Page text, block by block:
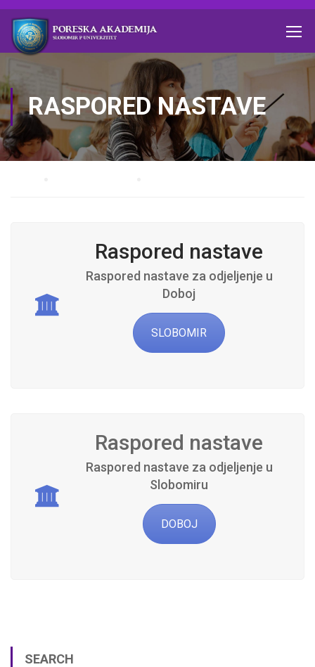
RASPORED NASTAVE
Raspored nastave
Raspored nastave za odjeljenje u
Doboj
SLOBOMIR
Raspored nastave
Raspored nastave za odjeljenje u
Slobomiru
DOBOJ
SEARCH